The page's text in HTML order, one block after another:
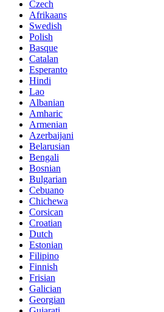
Czech
Afrikaans
Swedish
Polish
Basque
Catalan
Esperanto
Hindi
Lao
Albanian
Amharic
Armenian
Azerbaijani
Belarusian
Bengali
Bosnian
Bulgarian
Cebuano
Chichewa
Corsican
Croatian
Dutch
Estonian
Filipino
Finnish
Frisian
Galician
Georgian